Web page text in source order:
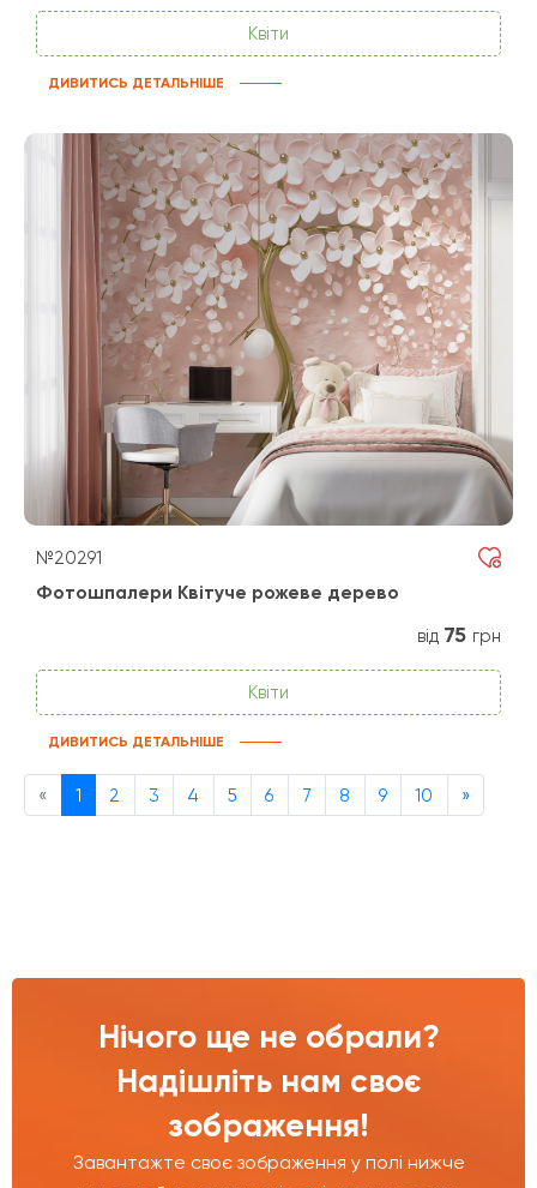
Квіти
ДИВИТИСЬ ДЕТАЛЬНІШЕ
№20291
Фотошпалери Квітуче рожеве дерево
від 75 грн
Квіти
ДИВИТИСЬ ДЕТАЛЬНІШЕ
« Previous
1 2 3 4 5 6 7 8 9 10 »Next
Нічого ще не обрали?
Надішліть нам своє
зображення!
Завантажте своє зображення у полі нижче